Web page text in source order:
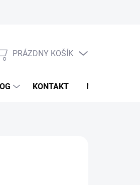
NÁKUPNÝ
PRÁZDNY KOŠÍK
KONTAKT NOVINKY